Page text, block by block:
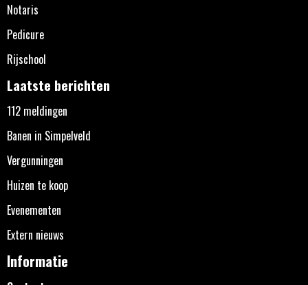
Notaris
Pedicure
Rijschool
Laatste berichten
112 meldingen
Banen in Simpelveld
Vergunningen
Huizen te koop
Evenementen
Extern nieuws
Informatie